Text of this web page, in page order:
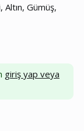
Gümüş,
giriş yap veya